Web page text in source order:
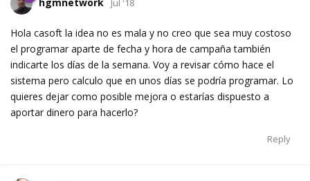
Jul '18
Hola casoft la idea no es mala y no creo que sea muy costoso
el programar aparte de fecha y hora de campaña también
indicarte los días de la semana. Voy a revisar cómo hace el
sistema pero calculo que en unos días se podría programar. Lo
quieres dejar como posible mejora o estarías dispuesto a
aportar dinero para hacerlo?
Reply